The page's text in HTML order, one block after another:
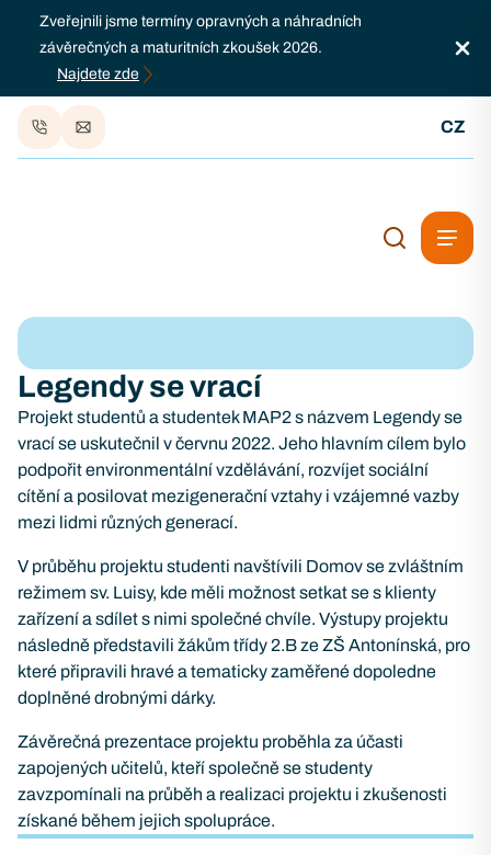
Zveřejnili jsme termíny opravných a náhradních
závěrečných a maturitních zkoušek 2026.
Najdete zde
CZ
Legendy se vrací
Projekt studentů a studentek MAP2 s názvem Legendy se
vrací se uskutečnil v červnu 2022. Jeho hlavním cílem bylo
podpořit environmentální vzdělávání, rozvíjet sociální
cítění a posilovat mezigenerační vztahy i vzájemné vazby
mezi lidmi různých generací.
V průběhu projektu studenti navštívili Domov se zvláštním
režimem sv. Luisy, kde měli možnost setkat se s klienty
zařízení a sdílet s nimi společné chvíle. Výstupy projektu
následně představili žákům třídy 2.B ze ZŠ Antonínská, pro
které připravili hravé a tematicky zaměřené dopoledne
doplněné drobnými dárky.
Závěrečná prezentace projektu proběhla za účasti
zapojených učitelů, kteří společně se studenty
zavzpomínali na průběh a realizaci projektu i zkušenosti
získané během jejich spolupráce.